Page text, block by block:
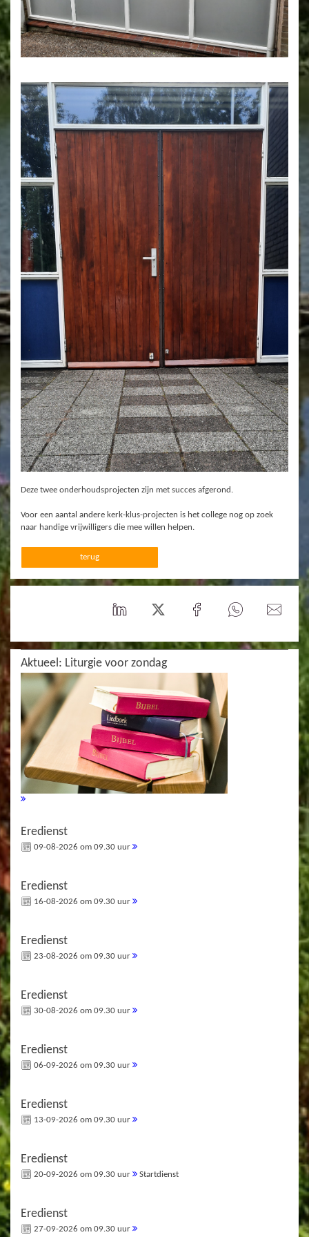
Deze twee onderhoudsprojecten zijn met succes afgerond.
Voor een aantal andere kerk-klus-projecten is het college nog op zoek
naar handige vrijwilligers die mee willen helpen.
terug
Aktueel: Liturgie voor zondag
Eredienst
09-08-2026 om 09.30 uur
Eredienst
16-08-2026 om 09.30 uur
Eredienst
23-08-2026 om 09.30 uur
Eredienst
30-08-2026 om 09.30 uur
Eredienst
06-09-2026 om 09.30 uur
Eredienst
13-09-2026 om 09.30 uur
Eredienst
20-09-2026 om 09.30 uur Startdienst
Eredienst
27-09-2026 om 09.30 uur